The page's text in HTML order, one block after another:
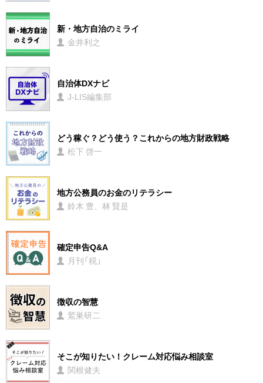
新・地方自治のミライ
金井利之
自治体DXナビ
J-LIS編集部
どう稼ぐ？どう使う？これからの地方財政戦略
松下 啓一
地方公務員のお金のリテラシー
鈴木 豊、林 賢是
確定申告Q&A
月刊「税」
徴収の智慧
鷲巣研二
そこが知りたい！クレーム対応悩み相談室
関根健夫